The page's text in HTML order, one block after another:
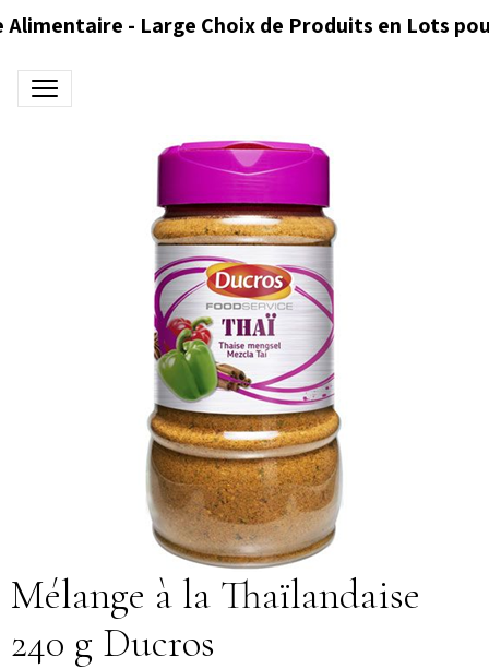
Alimentaire - Large Choix de Produits en Lots
Mélange à la Thaïlandaise
240 g Ducros